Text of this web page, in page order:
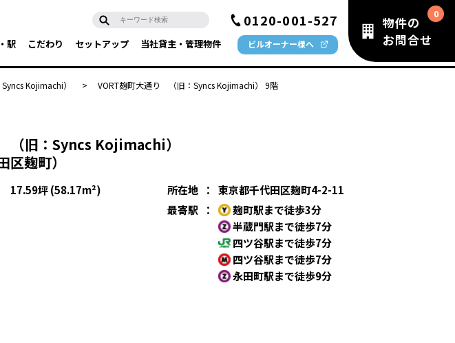
0120-001-527
駅 こだわり セットアップ 当社貸主・管理物件 ビルオーナー様へ
物件の
お問合せ
Kojimachi） > VORT麹町大通り （旧：Syncs Kojimachi） 9階
（旧：Syncs Kojimachi）
麹町）
17.59坪 (58.17m²) 所在地 ：
東京都千代田区麹町4-2-11
最寄駅
：
麹町駅まで徒歩3分
半蔵門駅まで徒歩7分
四ツ谷駅まで徒歩7分
四ツ谷駅まで徒歩7分
永田町駅まで徒歩9分